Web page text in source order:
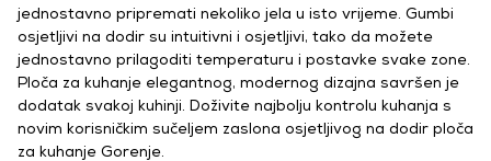
jednostavno pripremati nekoliko jela u isto vrijeme. Gumbi
osjetljivi na dodir su intuitivni i osjetljivi, tako da možete
jednostavno prilagoditi temperaturu i postavke svake zone.
Ploča za kuhanje elegantnog, modernog dizajna savršen je
dodatak svakoj kuhinji. Doživite najbolju kontrolu kuhanja s
novim korisničkim sučeljem zaslona osjetljivog na dodir ploča
za kuhanje Gorenje.